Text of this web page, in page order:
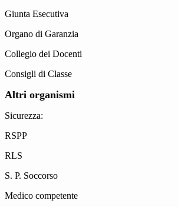
Giunta Esecutiva
Organo di Garanzia
Collegio dei Docenti
Consigli di Classe
Altri organismi
Sicurezza:
RSPP
RLS
S. P. Soccorso
Medico competente